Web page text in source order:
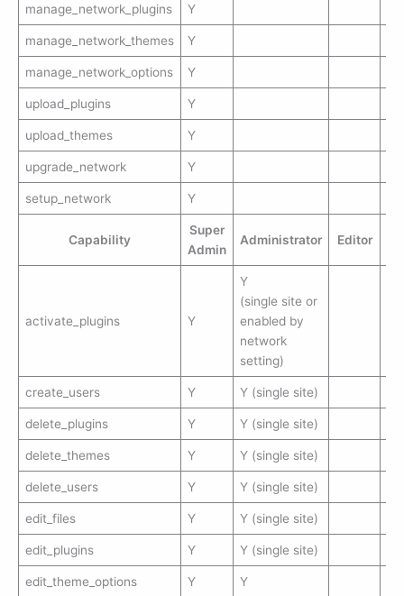
manage_network_plugins Y
manage_network_themes Y
manage_network_options Y
upload_plugins Y
upload_themes Y
upgrade_network Y
setup_network Y
Capability
Super
Admin
Administrator Editor
activate_plugins Y
Y
(single site or
enabled by
network
setting)
create_users Y Y (single site)
delete_plugins Y Y (single site)
delete_themes Y Y (single site)
delete_users Y Y (single site)
edit_files Y Y (single site)
edit_plugins Y Y (single site)
edit_theme_options Y Y